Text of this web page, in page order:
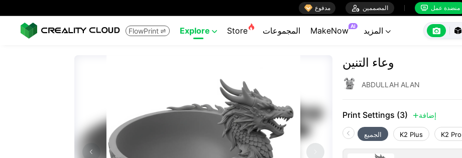
 مدفوع  المصممين  منضدة عمل
FlowPrint  Explore  Store المجموعات MakeNow AI
  
وعاء التنين
ABDULLAH ALAN
Print Settings (3)  إضافة
الجميع K2 Plus K2 Pro